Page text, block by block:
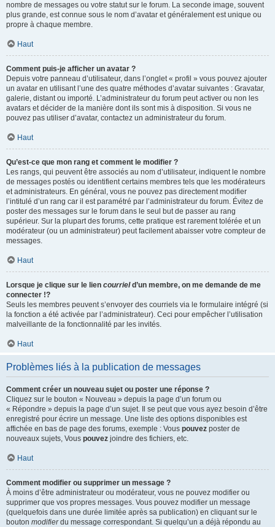
nombre de messages ou votre statut sur le forum. La seconde image, souvent
plus grande, est connue sous le nom d’avatar et généralement est unique ou
propre à chaque membre.
Haut
Comment puis-je afficher un avatar ?
Depuis votre panneau d’utilisateur, dans l’onglet « profil » vous pouvez ajouter
un avatar en utilisant l’une des quatre méthodes d’avatar suivantes : Gravatar,
galerie, distant ou importé. L’administrateur du forum peut activer ou non les
avatars et décider de la manière dont ils sont mis à disposition. Si vous ne
pouvez pas utiliser d’avatar, contactez un administrateur du forum.
Haut
Qu’est-ce que mon rang et comment le modifier ?
Les rangs, qui peuvent être associés au nom d’utilisateur, indiquent le nombre
de messages postés ou identifient certains membres tels que les modérateurs
et administrateurs. En général, vous ne pouvez pas directement modifier
l’intitulé d’un rang car il est paramétré par l’administrateur du forum. Évitez de
poster des messages sur le forum dans le seul but de passer au rang
supérieur. Sur la plupart des forums, cette pratique est rarement tolérée et un
modérateur (ou un administrateur) peut facilement abaisser votre compteur de
messages.
Haut
Lorsque je clique sur le lien courrield’un membre, on me demande de me
connecter !?
Seuls les membres peuvent s’envoyer des courriels via le formulaire intégré (si
la fonction a été activée par l’administrateur). Ceci pour empêcher l’utilisation
malveillante de la fonctionnalité par les invités.
Haut
Problèmes liés à la publication de messages
Comment créer un nouveau sujet ou poster une réponse ?
Cliquez sur le bouton « Nouveau » depuis la page d’un forum ou
« Répondre » depuis la page d’un sujet. Il se peut que vous ayez besoin d’être
enregistré pour écrire un message. Une liste des options disponibles est
affichée en bas de page des forums, exemple : Vous pouvez poster de
nouveaux sujets, Vous pouvez joindre des fichiers, etc.
Haut
Comment modifier ou supprimer un message ?
À moins d’être administrateur ou modérateur, vous ne pouvez modifier ou
supprimer que vos propres messages. Vous pouvez modifier un message
(quelquefois dans une durée limitée après sa publication) en cliquant sur le
bouton modifierdu message correspondant. Si quelqu’un a déjà répondu au